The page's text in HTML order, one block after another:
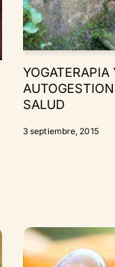
YOGATERAPIA
SALUD
3 septiembre, 2015